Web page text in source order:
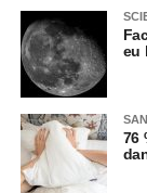
eu
76